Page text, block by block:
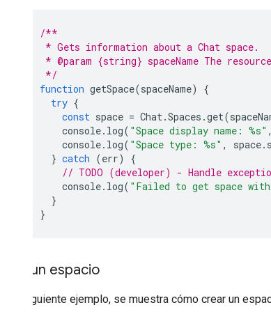
/**
* Gets information about a Chat space.
* @param {string} spaceName The
*/
function getSpace(spaceName)
{
try {
const space = Chat.Spaces .get(
console. log( "Space display name: %s" ,
console. log( "Space type: %s" , space.
} catch (err)
{
// TODO (developer) - Handle
console. log( "Failed to get space
}
}
Crea un espacio
En el siguiente ejemplo, se muestra cómo crear un